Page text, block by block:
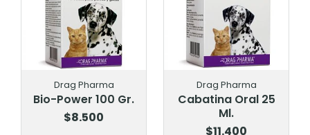
Drag Pharma
Bio-Power 100 Gr.
$8.500
Drag Pharma
Cabatina Oral 25
Ml.
$11.400